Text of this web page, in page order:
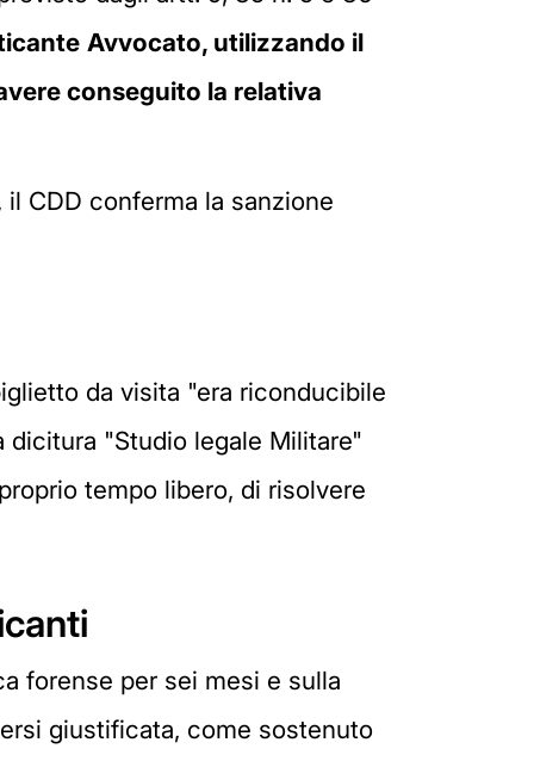
Avvocato, utilizzando il
conseguito la relativa
CDD conferma la sanzione
da visita "era riconducibile
"Studio legale Militare"
tempo libero, di risolvere
forense per sei mesi e sulla
giustificata, come sostenuto